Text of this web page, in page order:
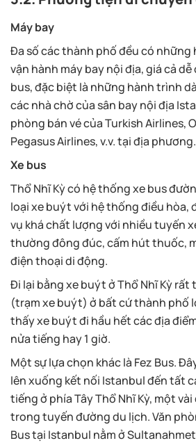
Đa số các thành phố đều có những
vận hành máy bay nội địa, giá cả dễ
bus, đặc biệt là những hành trình
các nhà chờ của sân bay nội địa
phòng bán vé của Turkish Airlines,
Pegasus Airlines, v.v. tại địa phương.
Thổ Nhĩ Kỳ có hệ thống xe bus
loại xe buýt với hệ thống điều hòa,
vụ khá chất lượng với nhiều tuyến
thường đông đúc, cấm hút thuốc,
điện thoại di động.
Đi lại bằng xe buýt ở Thổ Nhĩ Kỳ rất
(trạm xe buýt) ở bất cứ thành phố
thấy xe buýt đi hầu hết các địa
nửa tiếng hay 1 giờ.
Một sự lựa chọn khác là Fez Bus.
lên xuống kết nối Istanbul đến tất
tiếng ở phía Tây Thổ Nhĩ Kỳ, một vài
trong tuyến đường du lịch. Văn
Bus tại Istanbul nằm ở Sultanahmet